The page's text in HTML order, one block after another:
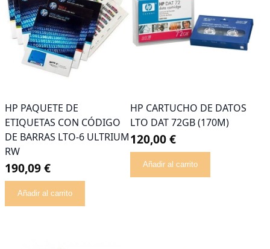
HP PAQUETE DE
ETIQUETAS CON CÓDIGO
DE BARRAS LTO-6 ULTRIUM
RW
190,09 €
Añadir al carrito
HP CARTUCHO DE DATOS
LTO DAT 72GB (170M)
120,00 €
Añadir al carrito